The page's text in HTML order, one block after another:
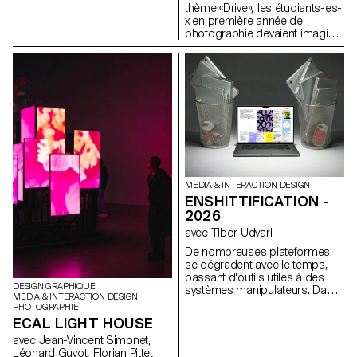
thème «Drive», les étudiants-es-
x en première année de
photographie devaient imaginer
un portrait pris au moyen
format argentique. Inspirée par
la sensation d'une première
expérience au volant, par le
voyage, l’émancipation ou la
découverte, la semaine visait à
explorer le rapport entre une ou
plusieurs personnes et un
véhicule.
DESIGN GRAPHIQUE
MEDIA & INTERACTION DESIGN
PHOTOGRAPHIE
ECAL LIGHT HOUSE
avec Jean-Vincent Simonet,
Léonard Guyot, Florian Pittet
MEDIA & INTERACTION DESIGN
ENSHITTIFICATION -
2026
avec Tibor Udvari
De nombreuses plateformes
se dégradent avec le temps,
passant d'outils utiles à des
systèmes manipulateurs. Dans